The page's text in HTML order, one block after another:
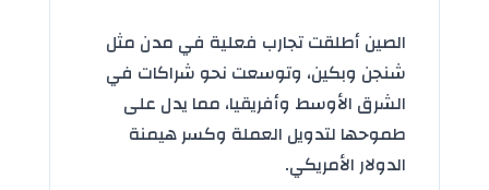
الصين أطلقت تجارب فعلية في مدن مثل
شنجن وبكين، وتوسعت نحو شراكات في
الشرق الأوسط وأفريقيا، مما يدل على
طموحها لتدويل العملة وكسر هيمنة
الدولارالأمريكي.